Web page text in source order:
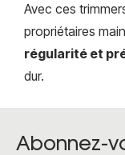
Avec ces
propriétaires
régularité et
dur.
Abonnez-